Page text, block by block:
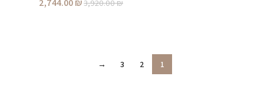
3,920.00₪
2,744.00₪
1
2
3
→